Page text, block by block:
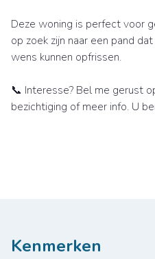
Deze woning is perfect voor
op zoek zijn naar een pand
wens kunnen opfrissen.
📞 Interesse? Bel me gerust
bezichtiging of meer info. U
Kenmerken